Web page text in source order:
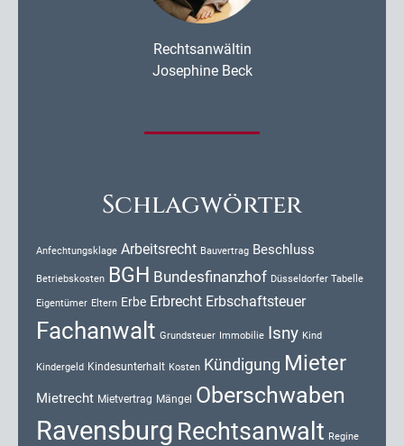
Rechtsanwältin
Josephine Beck
Schlagwörter
Anfechtungsklage Arbeitsrecht Bauvertrag Beschluss
Betriebskosten BGH Bundesfinanzhof Düsseldorfer Tabelle
Eigentümer Eltern Erbe Erbrecht Erbschaftsteuer
Fachanwalt Grundsteuer Immobilie Isny Kind
Kindergeld Kindesunterhalt Kosten Kündigung Mieter
Mietrecht Mietvertrag Mängel Oberschwaben
Ravensburg Rechtsanwalt Regine